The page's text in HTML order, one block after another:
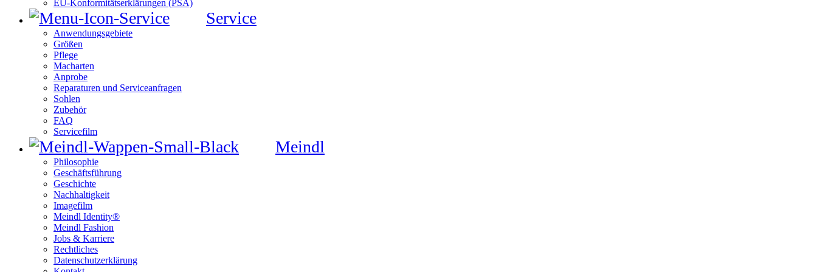
EU-Konformitätserklärungen (PSA)
Service
Anwendungsgebiete
Größen
Pflege
Macharten
Anprobe
Reparaturen und Serviceanfragen
Sohlen
Zubehör
FAQ
Servicefilm
Meindl
Philosophie
Geschäftsführung
Geschichte
Nachhaltigkeit
Imagefilm
Meindl Identity®
Meindl Fashion
Jobs & Karriere
Rechtliches
Datenschutzerklärung